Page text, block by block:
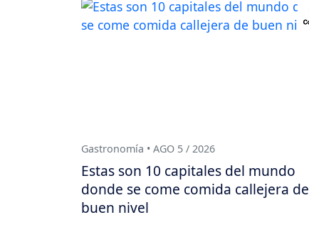
Gastronomía • AGO 5 / 2026
Estas son 10 capitales del mundo
donde se come comida callejera de
buen nivel